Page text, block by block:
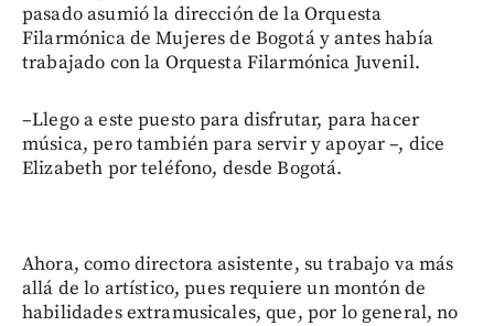
pasado asumió la dirección de la Orquesta
Filarmónica de Mujeres de Bogotá y antes había
trabajado con la Orquesta Filarmónica Juvenil.
–Llego a este puesto para disfrutar, para hacer
música, pero también para servir y apoyar –, dice
Elizabeth por teléfono, desde Bogotá.
Ahora, como directora asistente, su trabajo va más
allá de lo artístico, pues requiere un montón de
habilidades extramusicales, que, por lo general, no